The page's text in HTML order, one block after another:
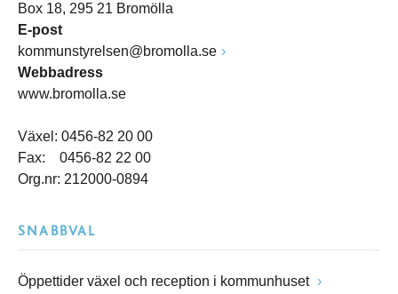
Box 18, 295 21 Bromölla
E-post
kommunstyrelsen@bromolla.se
Webbadress
www.bromolla.se
Växel: 0456-82 20 00
Fax: 0456-82 22 00
Org.nr: 212000-0894
SNABBVAL
Öppettider växel och reception i kommunhuset